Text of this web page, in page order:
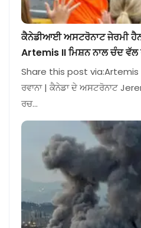
ਕੈਨੇਡੀਆਈ ਅਸਟਰੋਨਾਟ ਜੇਰਮੀ
Artemis II ਮਿਸ਼ਨ ਨਾਲ ਚੰਦ ਵੱਲ
Share this post via:Artemis
ਰਵਾਨਾ | ਕੈਨੇਡਾ ਦੇ ਅਸਟਰੋਨਾਟ
ਰਚ…